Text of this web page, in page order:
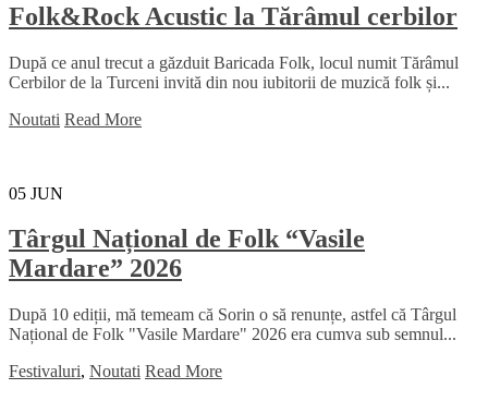
Folk&Rock Acustic la Tărâmul cerbilor
După ce anul trecut a găzduit Baricada Folk, locul numit Tărâmul
Cerbilor de la Turceni invită din nou iubitorii de muzică folk și...
Noutati Read More
05 JUN
Târgul Național de Folk “Vasile
Mardare” 2026
După 10 ediții, mă temeam că Sorin o să renunțe, astfel că Târgul
Național de Folk "Vasile Mardare" 2026 era cumva sub semnul...
Festivaluri, Noutati Read More